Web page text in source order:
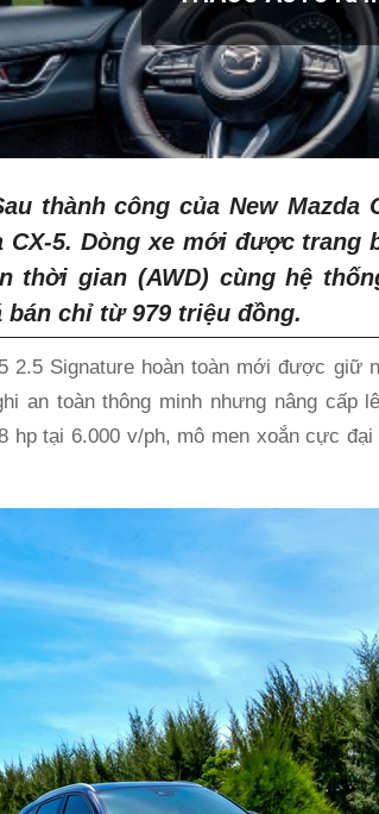
thành công của New Mazda
CX-5. Dòng xe mới được
thời gian (AWD) cùng hệ
chỉ từ 979 triệu đồng.
2.5 Signature hoàn toàn mới được giữ
an toàn thông minh nhưng nâng cấp
hp tại 6.000 v/ph, mô men xoắn cực